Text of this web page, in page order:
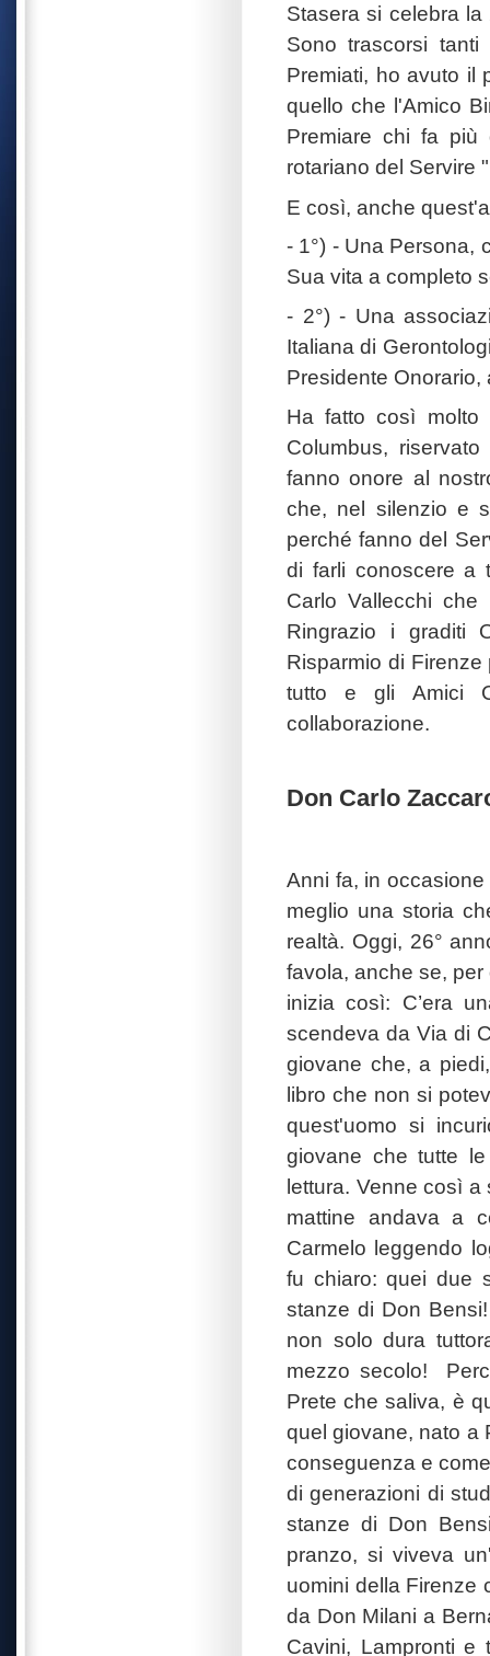
Stasera si celebra la
Sono trascorsi
Premiati, ho avuto il
quello che l'Amico
Premiare chi fa più
rotariano del Servire
E così, anche
- 1°) - Una Persona,
Sua vita a completo
- 2°) - Una
Italiana di
Presidente
Ha fatto così
Columbus,
fanno onore al
che, nel silenzio e
perché fanno del
di farli conoscere a
Carlo Vallecchi
Ringrazio i graditi
Risparmio di
tutto e gli Amici
collaborazione.
Don Carlo
Anni fa, in
meglio una storia
realtà. Oggi, 26°
favola, anche se,
inizia così: C’era
scendeva da Via di
giovane che, a
libro che non si
quest'uomo si
giovane che tutte
lettura. Venne così
mattine andava a
Carmelo leggendo
fu chiaro: quei due
stanze di Don Bensi!
non solo dura
mezzo secolo!
Prete che saliva, è
quel giovane, nato a
conseguenza e
di generazioni di
stanze di Don
pranzo, si viveva
uomini della Firenze
da Don Milani a
Cavini, Lampronti